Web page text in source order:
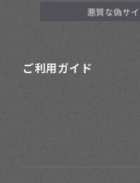
悪質な偽サ
ご利用ガイド